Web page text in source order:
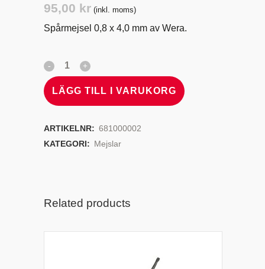
95,00 kr (inkl. moms)
Spårmejsel 0,8 x 4,0 mm av Wera.
LÄGG TILL I VARUKORG
ARTIKELNR: 681000002
KATEGORI: Mejslar
Related products